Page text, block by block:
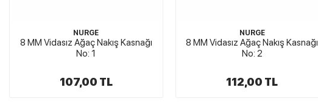
NURGE
8 MM Vidasız Ağaç Nakış Kasnağı
No: 1
107,00 TL
NURGE
8 MM Vidasız Ağaç Nakış Kasnağı
No: 2
112,00 TL